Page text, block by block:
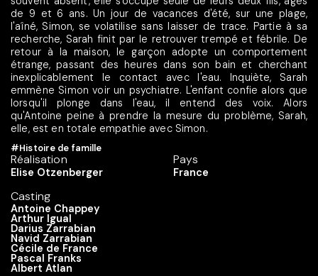
de 9 et 6 ans. Un jour de vacances d'été, sur une plage,
l'aîné, Simon, se volatilise sans laisser de trace. Partie à sa
recherche, Sarah finit par le retrouver trempé et fébrile. De
retour à la maison, le garçon adopte un comportement
étrange, passant des heures dans son bain et cherchant
inexplicablement le contact avec l'eau. Inquiète, Sarah
emmène Simon voir un psychiatre. L'enfant confie alors que
lorsqu'il plonge dans l'eau, il entend des voix. Alors
qu'Antoine peine à prendre la mesure du problème, Sarah,
elle, est en totale empathie avec Simon.
#Histoire de famille
Réalisation
Elise Otzenberger
Casting
Antoine Chappey
Arthur Igual
Darius Zarrabian
Navid Zarrabian
Cécile de France
Pascal Franks
Albert Atlan
Pays
France